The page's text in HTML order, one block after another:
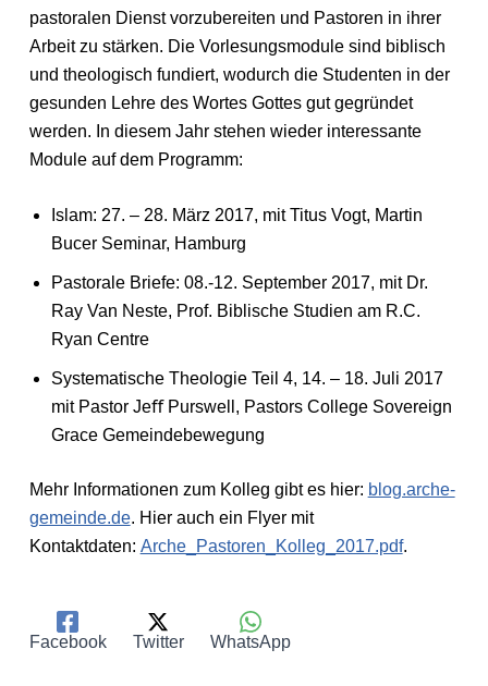
pastoralen Dienst vorzubereiten und Pastoren in ihrer
Arbeit zu stärken. Die Vorlesungsmodule sind biblisch
und theologisch fundiert, wodurch die Studenten in der
gesunden Lehre des Wortes Gottes gut gegründet
werden. In diesem Jahr stehen wieder interessante
Module auf dem Programm:
Islam: 27. – 28. März 2017, mit Titus Vogt, Martin
Bucer Seminar, Hamburg
Pastorale Briefe: 08.-12. September 2017, mit Dr.
Ray Van Neste, Prof. Biblische Studien am R.C.
Ryan Centre
Systematische Theologie Teil 4, 14. – 18. Juli 2017
mit Pastor Jeﬀ Purswell, Pastors College Sovereign
Grace Gemeindebewegung
Mehr Informationen zum Kolleg gibt es hier: blog.arche-
gemeinde.de. Hier auch ein Flyer mit
Kontaktdaten: Arche_Pastoren_Kolleg_2017.pdf.
Facebook Twitter WhatsApp